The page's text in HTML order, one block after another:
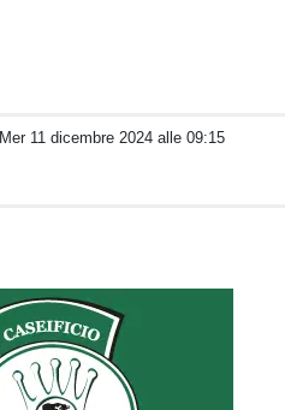
Mer 11 dicembre 2024 alle 09:15